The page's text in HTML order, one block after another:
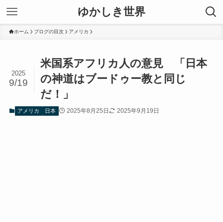
ゆかしき世界
ホーム ブログの目次 アメリカ
米国系アフリカ人の意見 「日本
の神道はブードゥー教と同じ
だ！」
2025
9/19
アメリカ 日本 2025年8月25日 2025年9月19日